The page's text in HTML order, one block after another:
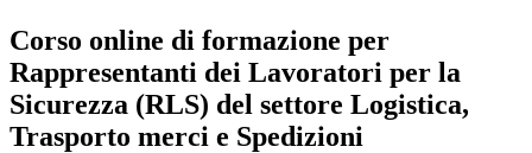
Corso online di formazione per
Rappresentanti dei Lavoratori per la
Sicurezza (RLS) del settore Logistica,
Trasporto merci e Spedizioni